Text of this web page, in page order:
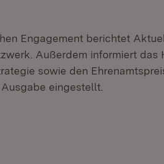
Engagement berichtet
Außerdem informiert das
sowie den
eingestellt.